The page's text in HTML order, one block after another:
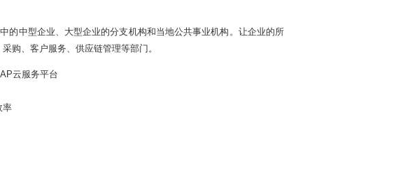
的中型企业、大型企业的分支机构和当地公共事业机构。让企业的所
购、客户服务、供应链管理等部门。
率